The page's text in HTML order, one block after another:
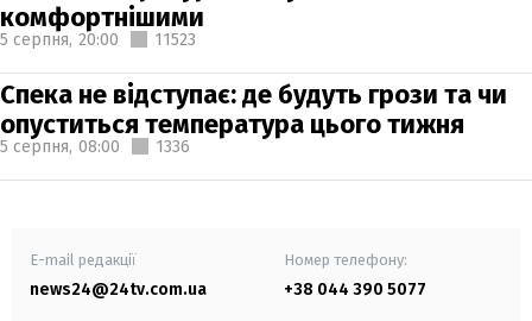
комфортнішими
5 серпня, 20:00 11523
Спека не відступає: де будуть грози та чи
опуститься температура цього тижня
5 серпня, 08:00 1336
E-mail редакції
news24@24tv.com.ua
Номер телефону:
+38 044 390 5077